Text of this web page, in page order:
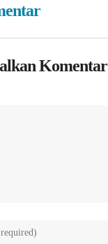
Komentar